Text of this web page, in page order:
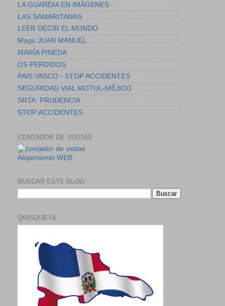
LA GUARDIA EN IMÁGENES
LAS SAMARITANAS
LEER DECIR EL MUNDO
Mago JUAN MANUEL
MARÍA PINEDA
OS PERDIDOS
PAIS VASCO - STOP ACCIDENTES
SEGURIDAD VIAL MOTUL-MÉJICO
SRTA. PRUDENCIA
STOP ACCIDENTES
CONTADOR DE VISITAS
Alojamiento WEB
BUSCAR ESTE BLOG
QUISQUEYA